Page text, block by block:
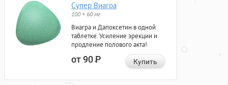
Супер Виагра
100 + 60 мг
Виагра и Дапоксетин в одной
таблетке. Усиление эрекции и
продление полового акта!
от 90Р Купить